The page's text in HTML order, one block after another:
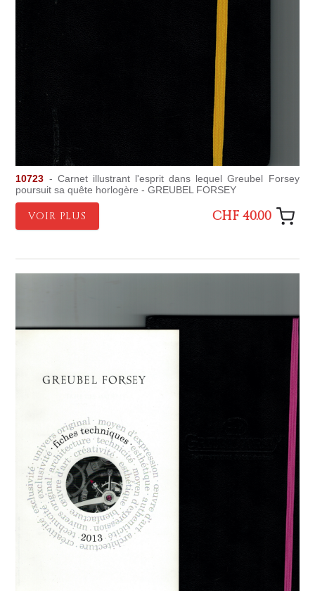
10723 - Carnet illustrant l'esprit dans lequel Greubel Forsey
poursuit sa quête horlogère - GREUBEL FORSEY
VOIR PLUS CHF 40.00